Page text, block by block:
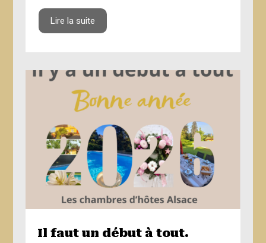
Lire la suite
Il faut un début à tout.